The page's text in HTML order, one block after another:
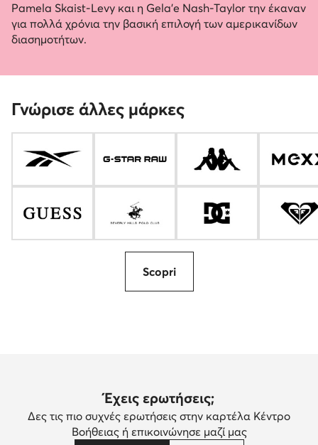
Pamela Skaist-Levy και η Gela’e Nash-Taylor την έκαναν
για πολλά χρόνια την βασική επιλογή των αμερικανίδων
διασημοτήτων.
Γνώρισε άλλες μάρκες
Scopri
Έχεις ερωτήσεις;
Δες τις πιο συχνές ερωτήσεις στην καρτέλα Κέντρο
Βοήθειας ή επικοινώνησε μαζί μας